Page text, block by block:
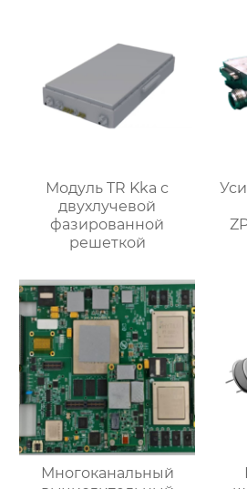
Модуль TR Kka с
двухлучевой
фазированной
решеткой
Многоканальный